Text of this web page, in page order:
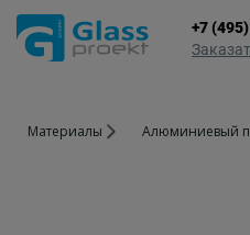
+7
Алюминиевые
Зимние сады
Материалы Алюминиевый